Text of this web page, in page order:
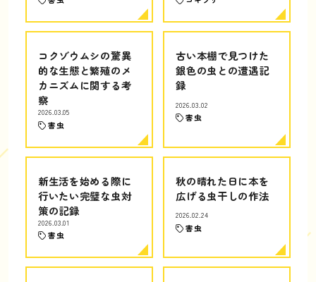
コクゾウムシの驚異
的な生態と繁殖のメ
カニズムに関する考
察
2026.03.05
害虫
古い本棚で見つけた
銀色の虫との遭遇記
録
2026.03.02
害虫
新生活を始める際に
行いたい完璧な虫対
策の記録
2026.03.01
害虫
秋の晴れた日に本を
広げる虫干しの作法
2026.02.24
害虫